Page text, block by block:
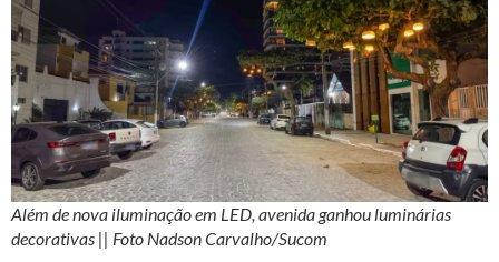
Além de nova iluminação em LED, avenida ganhou luminárias
decorativas || Foto Nadson Carvalho/Sucom